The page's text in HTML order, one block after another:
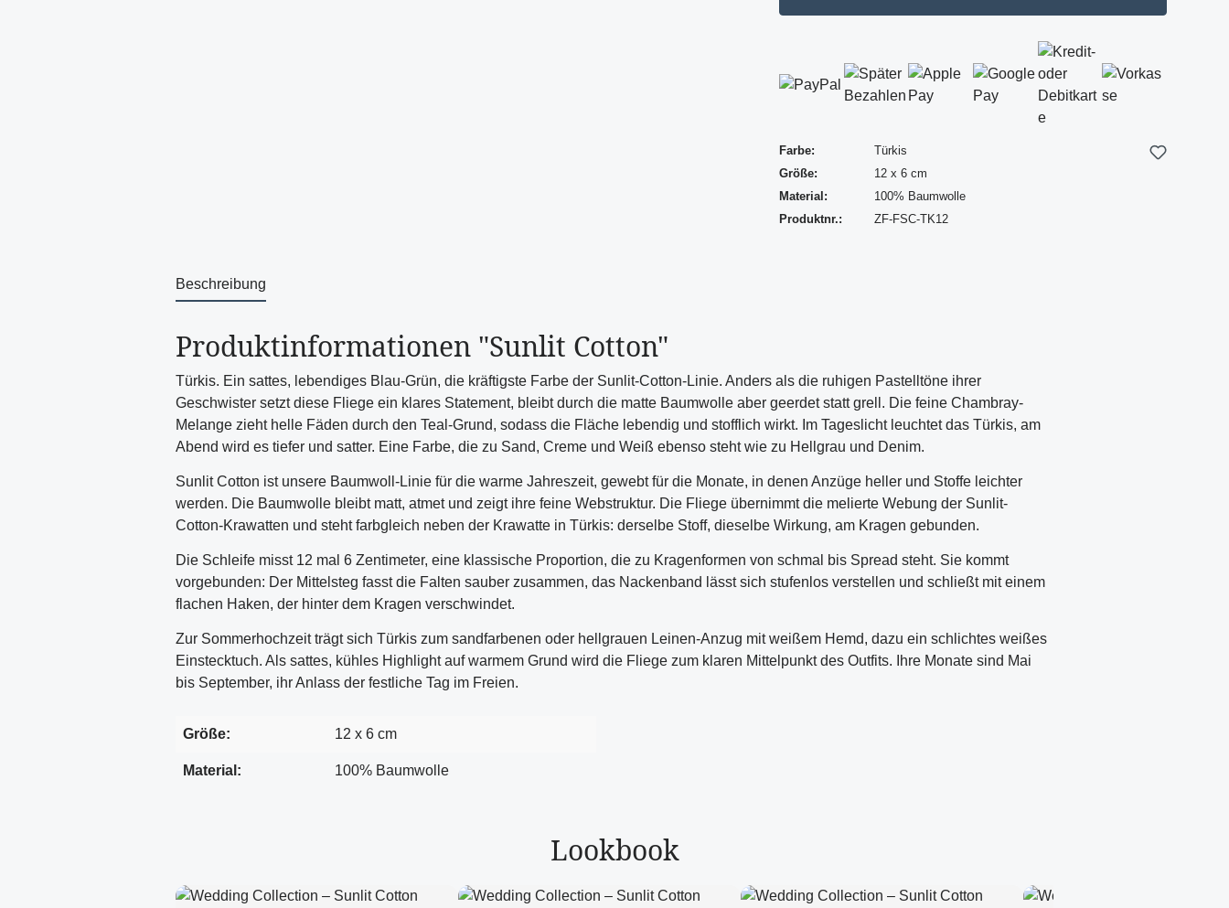
Farbe:
Türkis
Größe:
12 x 6 cm
Material:
100% Baumwolle
Produktnr.:
ZF-FSC-TK12
Beschreibung
Produktinformationen "Sunlit Cotton"
Türkis. Ein sattes, lebendiges Blau-Grün, die kräftigste Farbe der Sunlit-Cotton-Linie. Anders als die ruhigen Pastelltöne ihrer
Geschwister setzt diese Fliege ein klares Statement, bleibt durch die matte Baumwolle aber geerdet statt grell. Die feine Chambray-
Melange zieht helle Fäden durch den Teal-Grund, sodass die Fläche lebendig und stofflich wirkt. Im Tageslicht leuchtet das Türkis, am
Abend wird es tiefer und satter. Eine Farbe, die zu Sand, Creme und Weiß ebenso steht wie zu Hellgrau und Denim.
Sunlit Cotton ist unsere Baumwoll-Linie für die warme Jahreszeit, gewebt für die Monate, in denen Anzüge heller und Stoffe leichter
werden. Die Baumwolle bleibt matt, atmet und zeigt ihre feine Webstruktur. Die Fliege übernimmt die melierte Webung der Sunlit-
Cotton-Krawatten und steht farbgleich neben der Krawatte in Türkis: derselbe Stoff, dieselbe Wirkung, am Kragen gebunden.
Die Schleife misst 12 mal 6 Zentimeter, eine klassische Proportion, die zu Kragenformen von schmal bis Spread steht. Sie kommt
vorgebunden: Der Mittelsteg fasst die Falten sauber zusammen, das Nackenband lässt sich stufenlos verstellen und schließt mit einem
flachen Haken, der hinter dem Kragen verschwindet.
Zur Sommerhochzeit trägt sich Türkis zum sandfarbenen oder hellgrauen Leinen-Anzug mit weißem Hemd, dazu ein schlichtes weißes
Einstecktuch. Als sattes, kühles Highlight auf warmem Grund wird die Fliege zum klaren Mittelpunkt des Outfits. Ihre Monate sind Mai
bis September, ihr Anlass der festliche Tag im Freien.
Größe: 12 x 6 cm
Material: 100% Baumwolle
Lookbook